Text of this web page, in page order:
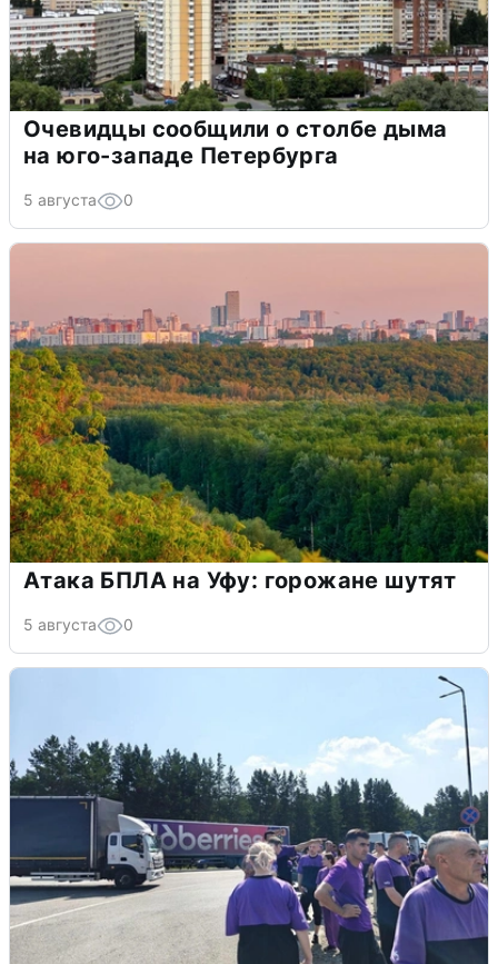
Очевидцы сообщили о столбе дыма
на юго-западе Петербурга
5 августа 0
Атака БПЛА на Уфу: горожане шутят
5 августа 0